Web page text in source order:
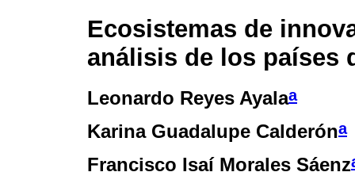
Ecosistemas de
análisis de los países
Leonardo Reyes Ayalaa
Karina Guadalupe Calderóna
Francisco Isaí Morales Sáenz